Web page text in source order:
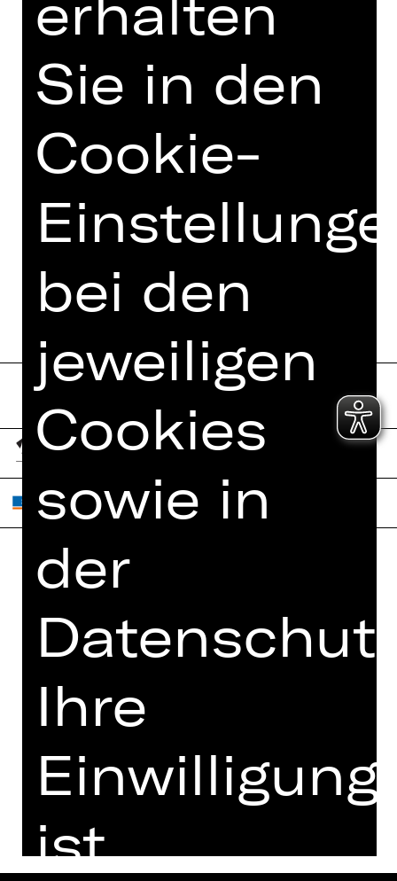
Opernfreunde
Home
Spielplan
Künstler*innen
Kartenkauf
Abos 26/27
Presse
Kontakt
Interner Bereich
ZVB/L
Cookies
Sie in den
Cookie-
bei den
jeweiligen
Cookies
sowie in
der
Ihre
Einwilligung
ist